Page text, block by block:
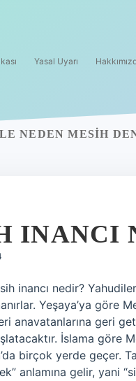
Yasal Uyarı
NEDEN MESIH
INANCI
inancı nedir?
Yeşaya’ya göre
anavatanlarına geri
İslama göre
birçok yerde geçer.
anlamına gelir, yani